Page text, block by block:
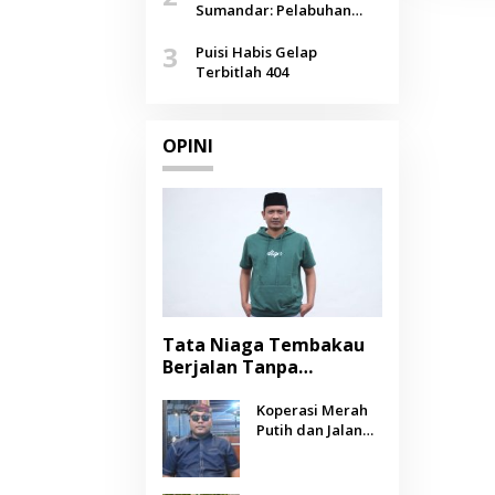
Agustus
Sumandar: Pelabuhan
Selendang Benang Merah
Lombang
3
Puisi Habis Gelap
Terbitlah 404
OPINI
Tata Niaga Tembakau
Berjalan Tanpa
Negara Berpihak
kepada Petani?
Koperasi Merah
Putih dan Jalan